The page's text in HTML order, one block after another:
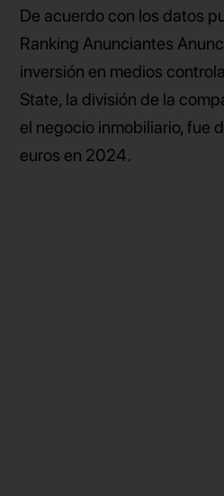
De acuerdo con los datos
Ranking Anunciantes
inversión en medios
State, la división de la
el negocio inmobiliario, fue
euros en 2024.